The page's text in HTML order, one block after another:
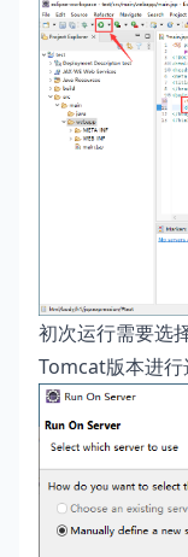
初次运行需要选
Tomcat版本进行